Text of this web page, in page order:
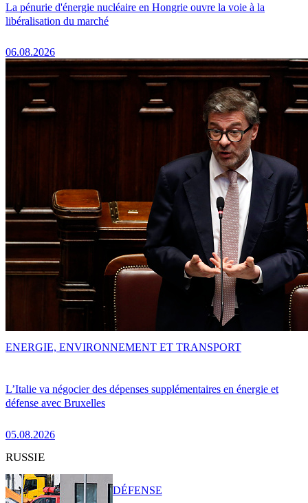
La pénurie d'énergie nucléaire en Hongrie ouvre la voie à la
libéralisation du marché
06.08.2026
L’Italie va négocier des dépenses supplémentaires en énergie et
défense avec Bruxelles
05.08.2026
ENERGIE, ENVIRONNEMENT ET TRANSPORT
RUSSIE
DÉFENSE